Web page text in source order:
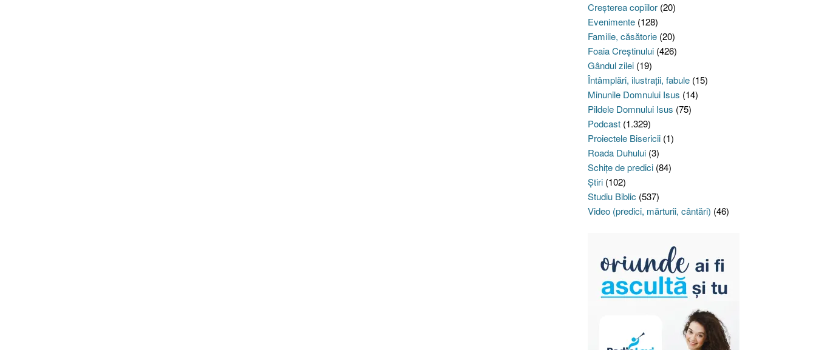
Creşterea copiilor(20)
Evenimente(128)
Familie, căsătorie(20)
Foaia Creştinului(426)
Gândul zilei(19)
Întâmplări, ilustraţii, fabule(15)
Minunile Domnului Isus (14)
Pildele Domnului Isus (75)
Podcast(1.329)
Proiectele Bisericii(1)
Roada Duhului(3)
Schiţe de predici(84)
Ştiri(102)
Studiu Biblic (537)
Video (predici, mărturii, cântări) (46)